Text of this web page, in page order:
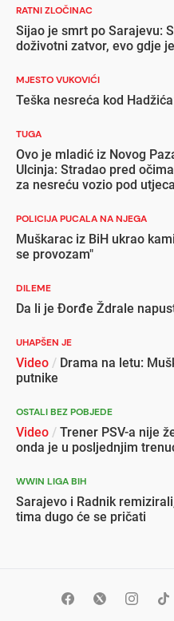
RATNI ZLOČINAC
Sijao je smrt po Sarajevu:
doživotni zatvor, evo gdje
MJESTO VUKOVIĆI
Teška nesreća kod
TUGA
Ovo je mladić iz Novog
Ulcinja: Stradao pred
za nesreću vozio pod
POLICIJA PUCALA NA NJEGA
Muškarac iz BiH ukrao
se provozam"
DILEME
Da li je Đorđe Ždrale
UHAPŠEN JE
Video / Drama na letu:
putnike
OSTALI BEZ POBJEDE
Video / Trener PSV-a nije
onda je u posljednjim
WWIN LIGA BIH
Sarajevo i Radnik
tima dugo će se pričati